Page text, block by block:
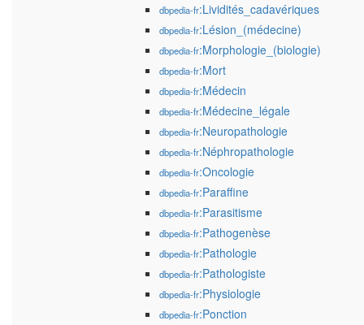
dbpedia-fr:Lividités_cadavériques
dbpedia-fr:Lésion_(médecine)
dbpedia-fr:Morphologie_(biologie)
dbpedia-fr:Mort
dbpedia-fr:Médecin
dbpedia-fr:Médecine_légale
dbpedia-fr:Neuropathologie
dbpedia-fr:Néphropathologie
dbpedia-fr:Oncologie
dbpedia-fr:Paraffine
dbpedia-fr:Parasitisme
dbpedia-fr:Pathogenèse
dbpedia-fr:Pathologie
dbpedia-fr:Pathologiste
dbpedia-fr:Physiologie
dbpedia-fr:Ponction